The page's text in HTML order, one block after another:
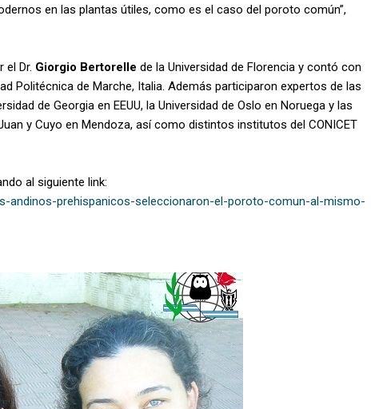
en las plantas útiles, como es el caso del poroto común”,
el Dr. Giorgio Bertorelle de la Universidad de Florencia y contó con
Politécnica de Marche, Italia. Además participaron expertos de las
de Georgia en EEUU, la Universidad de Oslo en Noruega y las
y Cuyo en Mendoza, así como distintos institutos del CONICET
al siguiente link:
andinos-prehispanicos-seleccionaron-el-poroto-comun-al-mismo-